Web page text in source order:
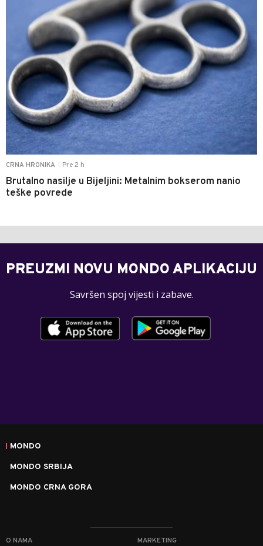
CRNA HRONIKA Pre 2 h
Brutalno nasilje u Bijeljini: Metalnim bokserom nanio
teške povrede
PREUZMI NOVU MONDO APLIKACIJU
Savršen spoj vijesti i zabave.
MONDO
MONDO SRBIJA
MONDO CRNA GORA
O NAMA MARKETING